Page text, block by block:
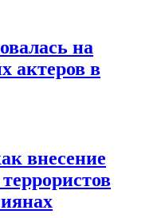
на
актеров в
внесение